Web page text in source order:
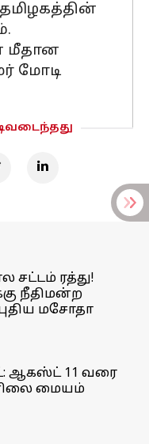
மீதான
மோடி
சட்டம் ரத்து!
நீதிமன்ற
மசோதா
ஆகஸ்ட் 11 வரை
மையம்